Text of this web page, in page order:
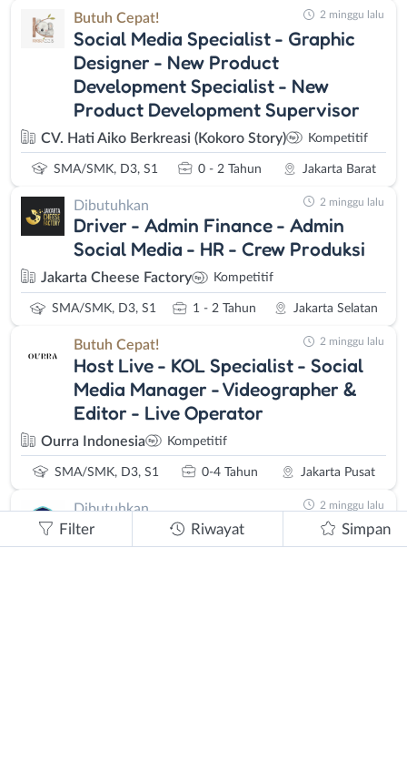
Butuh Cepat!
Social Media Specialist - Graphic
Designer - New Product
Development Specialist - New
Product Development Supervisor
CV. Hati Aiko Berkreasi (Kokoro Story) Kompetitif
SMA/SMK, D3, S1 0 - 2 Tahun Jakarta Barat
2 minggu lalu
Dibutuhkan
Driver - Admin Finance - Admin
Social Media - HR - Crew Produksi
Jakarta Cheese Factory Kompetitif
SMA/SMK, D3, S1 1 - 2 Tahun Jakarta Selatan
2 minggu lalu
Butuh Cepat!
Host Live - KOL Specialist - Social
Media Manager - Videographer &
Editor - Live Operator
Ourra Indonesia Kompetitif
SMA/SMK, D3, S1 0-4 Tahun Jakarta Pusat
2 minggu lalu
Dibutuhkan
Social Media Specialist
2 minggu lalu
Filter Riwayat Simpan